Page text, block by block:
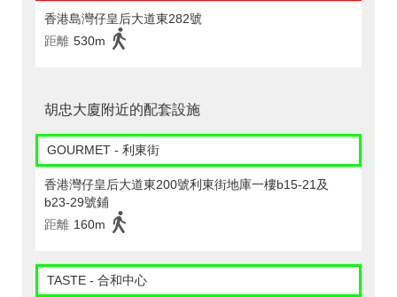
香港島灣仔皇后大道東282號
距離 530m
胡忠大廈附近的配套設施
GOURMET - 利東街
香港灣仔皇后大道東200號利東街地庫一樓b15-21及
b23-29號鋪
距離 160m
TASTE - 合和中心